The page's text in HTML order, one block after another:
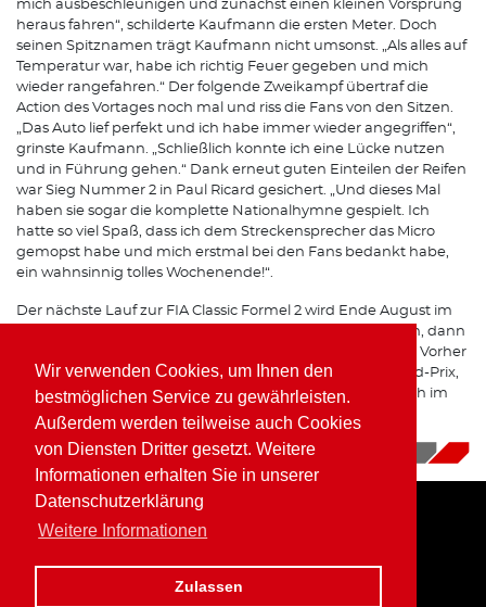
Wir verwenden Cookies, um Ihnen den
bestmöglichen Service zu gewährleisten.
Außerdem werden teilweise auch Cookies
von Diensten Dritter gesetzt. Weitere
Informationen erhalten Sie in unserer
Datenschutzerklärung
Weitere Informationen
Zulassen
mich ausbeschleunigen und zunächst einen kleinen Vorsprung
heraus fahren“, schilderte Kaufmann die ersten Meter. Doch
seinen Spitznamen trägt Kaufmann nicht umsonst. „Als alles auf
Temperatur war, habe ich richtig Feuer gegeben und mich
wieder rangefahren.“ Der folgende Zweikampf übertraf die
Action des Vortages noch mal und riss die Fans von den Sitzen.
„Das Auto lief perfekt und ich habe immer wieder angegriffen“,
grinste Kaufmann. „Schließlich konnte ich eine Lücke nutzen
und in Führung gehen.“ Dank erneut guten Einteilen der Reifen
war Sieg Nummer 2 in Paul Ricard gesichert. „Und dieses Mal
haben sie sogar die komplette Nationalhymne gespielt. Ich
hatte so viel Spaß, dass ich dem Streckensprecher das Micro
gemopst habe und mich erstmal bei den Fans bedankt habe,
ein wahnsinnig tolles Wochenende!“.
Der nächste Lauf zur FIA Classic Formel 2 wird Ende August im
Rahmen des Jim Clark Revival in Hockenheim stattfinden, dann
hoffentlich auch wieder mit Zuschauern auf den Rängen. Vorher
sollte es noch mal in die geliebte Eifel zum Oldtimer Grand-Prix,
um dort mit dem Team Porsche Kremer Racing erfolgreich im
Einsatz zu sein.
22.06.2021
Home Impressum